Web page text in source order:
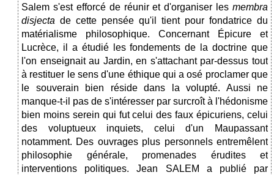
Salem s'est efforcé de réunir et d'organiser les membra
disjecta de cette pensée qu'il tient pour fondatrice du
matérialisme philosophique. Concernant Épicure et
Lucrèce, il a étudié les fondements de la doctrine que
l'on enseignait au Jardin, en s'attachant par-dessus tout
à restituer le sens d'une éthique qui a osé proclamer que
le souverain bien réside dans la volupté. Aussi ne
manque-t-il pas de s'intéresser par surcroît à l'hédonisme
bien moins serein qui fut celui des faux épicuriens, celui
des voluptueux inquiets, celui d'un Maupassant
notamment. Des ouvrages plus personnels entremêlent
philosophie générale, promenades érudites et
interventions politiques. Jean SALEM a publié par